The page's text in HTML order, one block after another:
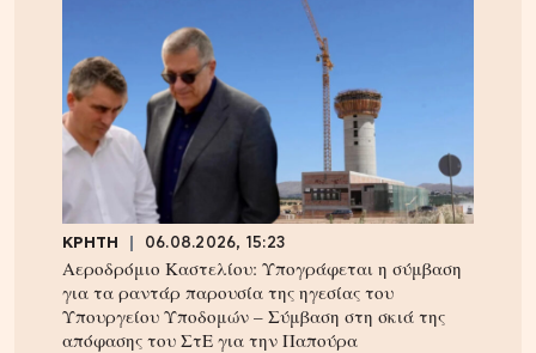
ΚΡΗΤΗ 06.08.2026, 15:23
Αεροδρόμιο Καστελίου: Υπογράφεται η σύμβαση
για τα ραντάρ παρουσία της ηγεσίας του
Υπουργείου Υποδομών – Σύμβαση στη σκιά της
απόφασης του ΣτΕ για την Παπούρα